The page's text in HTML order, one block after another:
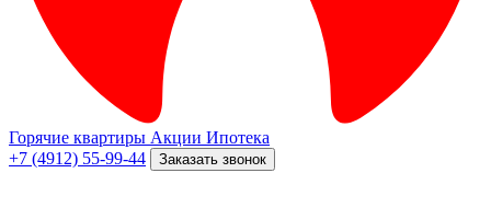
Горячие квартиры Акции Ипотека
+7 (4912) 55-99-44
Заказать звонок